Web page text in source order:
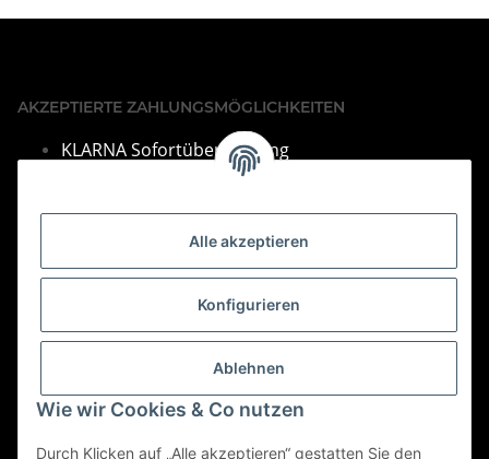
Alle akzeptieren
Konfigurieren
Ablehnen
Wie wir Cookies & Co nutzen
Durch Klicken auf „Alle akzeptieren“ gestatten Sie den
AKZEPTIERTE ZAHLUNGSMÖGLICHKEITEN
KLARNA Sofortüberweisung
PayPal
SEPA Lastschrift
Bei Fragen finden Sie unsere Kontakdaten im Impressum.
Informationen